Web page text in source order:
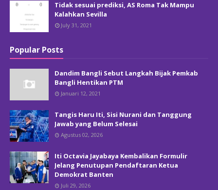
Tidak sesuai prediksi, AS Roma Tak Mampu
Kalahkan Sevilla
July 31, 2021
Popular Posts
Dandim Bangli Sebut Langkah Bijak Pemkab
Bangli Hentikan PTM
Januari 12, 2021
Tangis Haru Iti, Sisi Nurani dan Tanggung
Jawab yang Belum Selesai
Agustus 02, 2026
Iti Octavia Jayabaya Kembalikan Formulir
Jelang Penutupan Pendaftaran Ketua
Demokrat Banten
Juli 29, 2026